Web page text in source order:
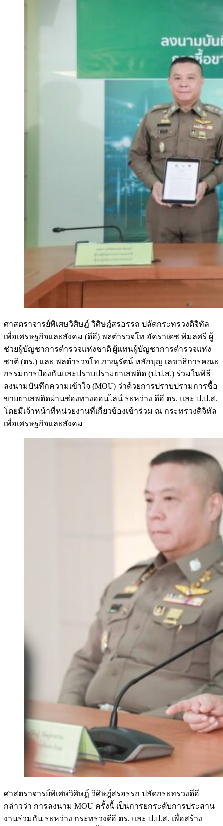
ศาสตราจารย์พิเศษวิศิษฎ์ วิศิษฎ์สรอรรถ ปลัดกระทรวงดิจิทัล
เพื่อเศรษฐกิจและสังคม (ดีอี) พลตำรวจโท อัคราเดช พิมลศรี ผู้
ช่วยผู้บัญชาการตำรวจแห่งชาติ ผู้แทนผู้บัญชาการตำรวจแห่ง
ชาติ (ตร.) และ พลตำรวจโท ภาณุรัตน์ หลักบุญ เลขาธิการคณะ
กรรมการป้องกันและปราบปรามยาเสพติด (ป.ป.ส.) ร่วมในพิธี
ลงนามบันทึกความเข้าใจ (MOU) ว่าด้วยการปราบปรามการซื้อ
ขายยาเสพติดผ่านช่องทางออนไลน์ ระหว่าง ดีอี ตร. และ ป.ป.ส.
โดยมีเจ้าหน้าที่หน่วยงานที่เกี่ยวข้องเข้าร่วม ณ กระทรวงดิจิทัล
เพื่อเศรษฐกิจและสังคม
ศาสตราจารย์พิเศษวิศิษฎ์ วิศิษฎ์สรอรรถ ปลัดกระทรวงดีอี
กล่าวว่า การลงนาม MOU ครั้งนี้ เป็นการยกระดับการประสาน
งานร่วมกัน ระหว่าง กระทรวงดีอี ตร. และ ป.ป.ส. เพื่อสร้าง